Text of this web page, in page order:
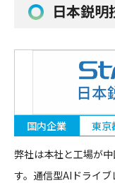
日本鋭明
国内企業
東京
弊社は本社と工場が
す。通信型AIドライ